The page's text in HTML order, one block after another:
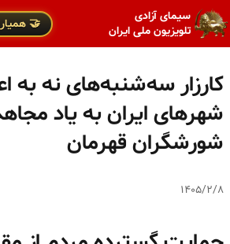
سیمای آزادی
تلویزیون ملی ایران
🤝
کارزار سه‌شنبه‌های نه به
شهرهای ایران به یاد
شورشگران قهرمان
۱۴۰۵/۲/۸